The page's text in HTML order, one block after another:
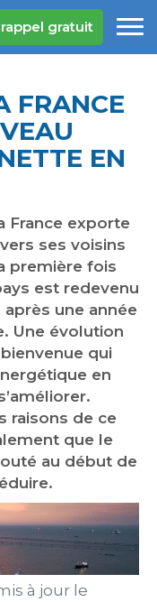
rappel gratuit
FRANCE
EN
France exporte
ses voisins
première fois
est redevenu
une année
Une évolution
qui
en
raisons de ce
que le
au début de
à jour le